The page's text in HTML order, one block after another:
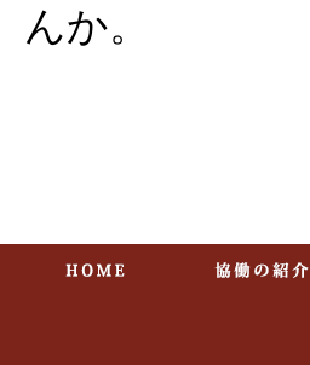
んか。